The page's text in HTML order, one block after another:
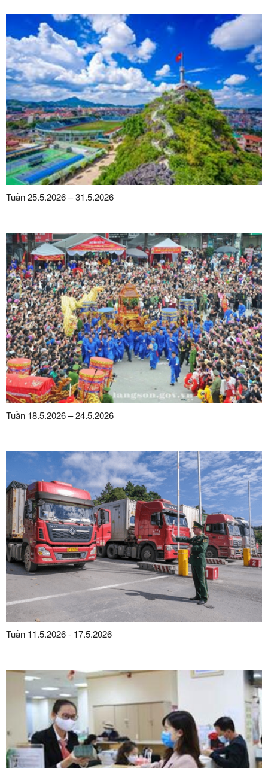
Tuần 25.5.2026 – 31.5.2026
Tuần 18.5.2026 – 24.5.2026
Tuần 11.5.2026 - 17.5.2026